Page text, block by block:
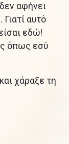
αφήνει
αυτό
εδώ!
όπως εσύ
χάραξε τη